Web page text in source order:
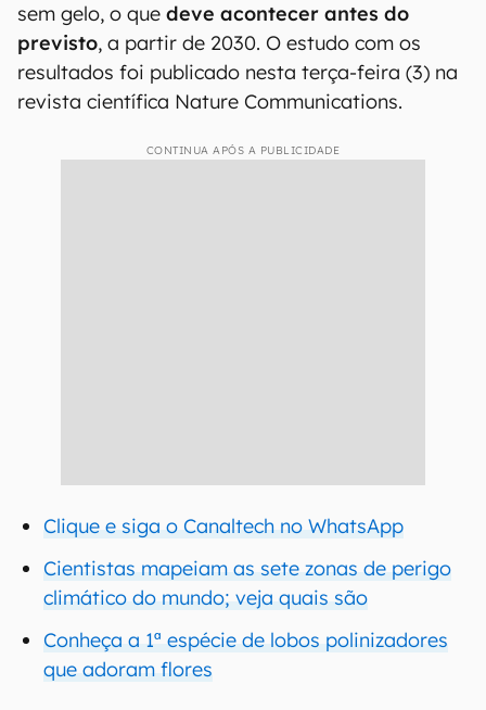
sem gelo, o que deve acontecer antes do
previsto, a partir de 2030. O estudo com os
resultados foi publicado nesta terça-feira (3) na
revista científica Nature Communications.
CONTINUA APÓS A PUBLICIDADE
Clique e siga o Canaltech no WhatsApp
Cientistas mapeiam as sete zonas de perigo
climático do mundo; veja quais são
Conheça a 1ª espécie de lobos polinizadores
que adoram flores